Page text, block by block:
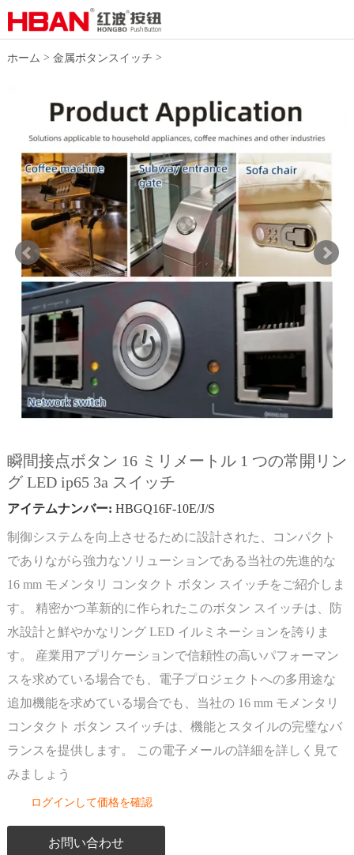
ホーム > 金属ボタンスイッチ >
瞬間接点ボタン 16 ミリメートル 1 つの常開リン
グ LED ip65 3a スイッチ
アイテムナンバー: HBGQ16F-10E/J/S
制御システムを向上させるために設計された、コンパクト
でありながら強力なソリューションである当社の先進的な
16 mm モメンタリ コンタクト ボタン スイッチをご紹介しま
す。 精密かつ革新的に作られたこのボタン スイッチは、防
水設計と鮮やかなリング LED イルミネーションを誇りま
す。 産業用アプリケーションで信頼性の高いパフォーマン
スを求めている場合でも、電子プロジェクトへの多用途な
追加機能を求めている場合でも、当社の 16 mm モメンタリ
コンタクト ボタン スイッチは、機能とスタイルの完璧なバ
ランスを提供します。 この電子メールの詳細を詳しく見て
みましょう
ログインして価格を確認
お問い合わせ